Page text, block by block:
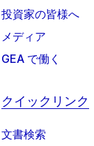
投資家の皆様へ
メディア
GEA で働く
クイックリンク
文書検索